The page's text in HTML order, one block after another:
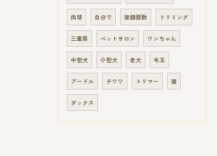
肉球 自分で 登録頭数 トリミング
三重県 ペットサロン ワンちゃん
中型犬 小型犬 老犬 毛玉
プードル チワワ トリマー 猫
ダックス